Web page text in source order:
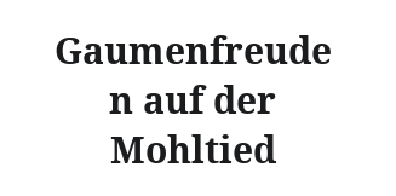
Gaumenfreude
n auf der
Mohltied